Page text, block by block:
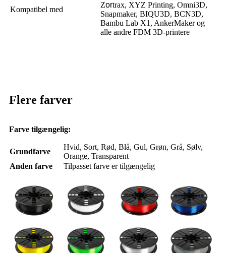
Kompatibel med
Zortrax, XYZ Printing, Omni3D,
Snapmaker, BIQU3D, BCN3D,
Bambu Lab X1, AnkerMaker og
alle andre FDM 3D-printere
Flere farver
Farve tilgængelig:
Grundfarve
Hvid, Sort, Rød, Blå, Gul, Grøn, Grå, Sølv,
Orange, Transparent
Anden farve
Tilpasset farve er tilgængelig